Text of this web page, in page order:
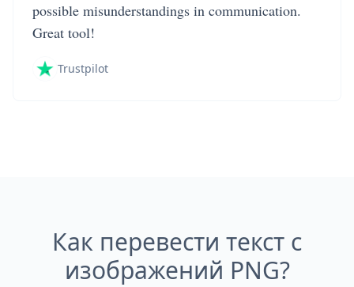
possible misunderstandings in communication.
Great tool!
Trustpilot
Как перевести текст с
изображений PNG?